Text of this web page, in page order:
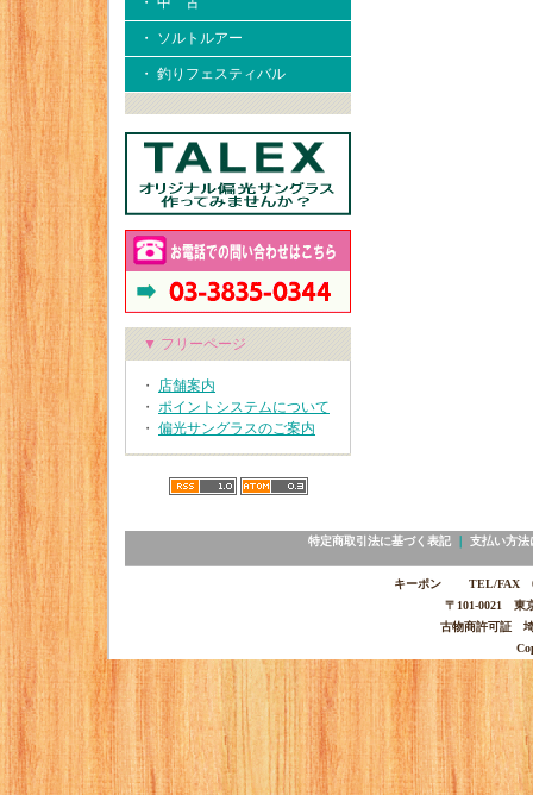
・ ソルトルアー
・ 釣りフェスティバル
▼ フリーページ
・ 店舗案内
・ ポイントシステムについて
・ 偏光サングラスのご案内
特定商取引法に基づく表記｜ 支払い方法
キーポン TEL/FAX
〒101-0021 東
古物商許可証